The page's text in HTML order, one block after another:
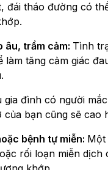
đái tháo đường có
âu, trầm cảm: Tình
làm tăng cảm giác
gia đình có người
bạn cũng sẽ cao
bệnh tự miễn: Một
rối loạn miễn dịch